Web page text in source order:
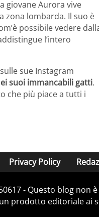
giovane Aurora vive
zona lombarda. Il suo è
possibile vedere
l’intero
sue Instagram
suoi immancabili gatti.
che più piace a tutti i
Privacy Policy
- Questo blog
prodotto editoriale ai